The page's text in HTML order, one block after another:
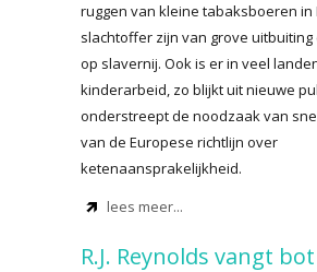
ruggen van kleine tabaksboeren in
slachtoffer zijn van grove
op slavernij. Ook is er in veel
kinderarbeid, zo blijkt uit nieuwe
onderstreept de noodzaak van
van de Europese richtlijn over
ketenaansprakelijkheid.
lees meer...
R.J. Reynolds vangt